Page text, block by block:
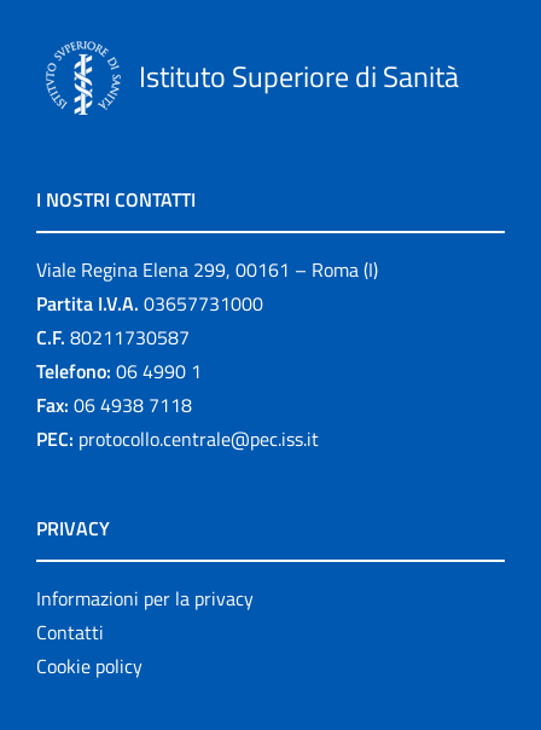
Istituto Superiore di Sanità
I NOSTRI CONTATTI
Viale Regina Elena 299, 00161 – Roma (I)
Partita I.V.A. 03657731000
C.F. 80211730587
Telefono: 06 4990 1
Fax: 06 4938 7118
PEC: protocollo.centrale@pec.iss.it
PRIVACY
Informazioni per la privacy
Contatti
Cookie policy